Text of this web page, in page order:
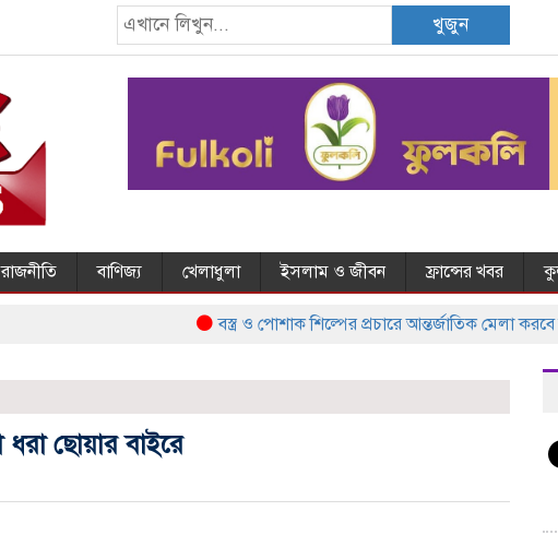
খুজুন
রাজনীতি বাণিজ্য খেলাধুলা ইসলাম ও জীবন ফ্রান্সের খবর
বস্ত্র ও পোশাক শিল্পের প্রচারে আন্তর্জাতিক মেলা করবে
ছোয়ার বাইরে